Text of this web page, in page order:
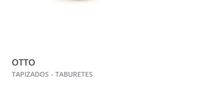
OTTO
TAPIZADOS - TABURETES